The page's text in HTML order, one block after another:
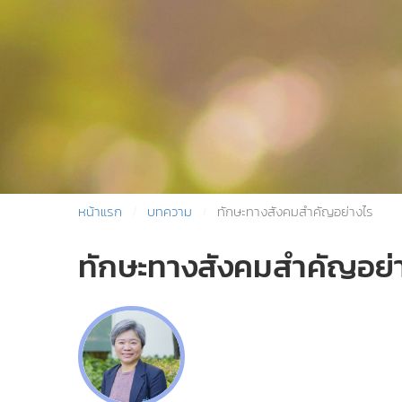
หน้าแรก บทความ ทักษะทางสังคมสำคัญอย่างไร
ทักษะทางสังคมสำคัญอย่